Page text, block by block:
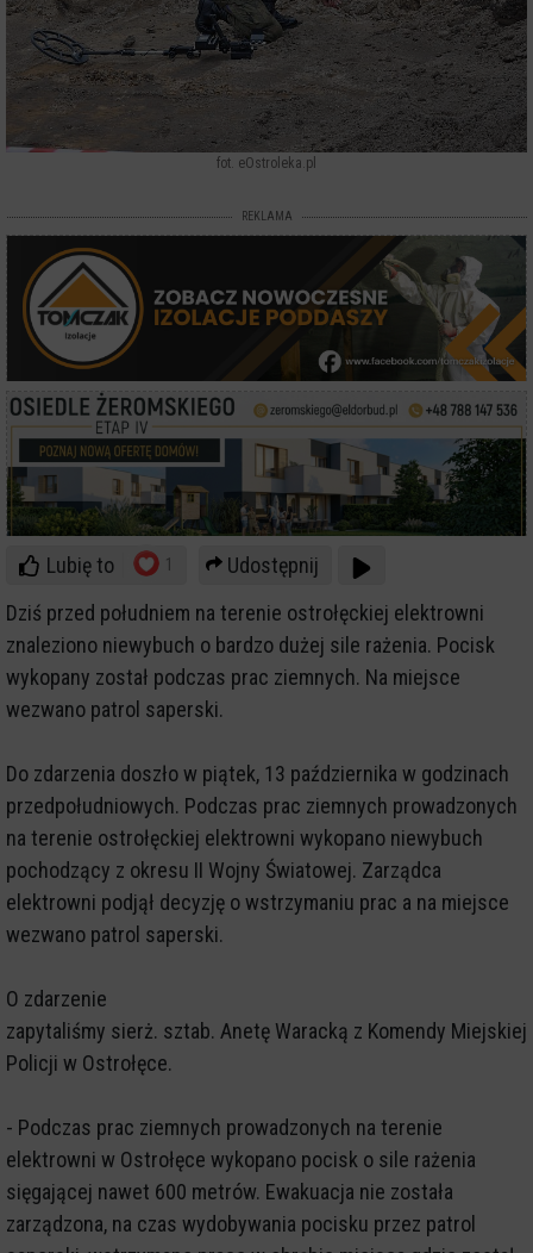
fot. eOstroleka.pl
REKLAMA
Lubię to 1
Udostępnij
Dziś przed południem na terenie ostrołęckiej elektrowni
znaleziono niewybuch o bardzo dużej sile rażenia. Pocisk
wykopany został podczas prac ziemnych. Na miejsce
wezwano patrol saperski.
Do zdarzenia doszło w piątek, 13 października w godzinach
przedpołudniowych. Podczas prac ziemnych prowadzonych
na terenie ostrołęckiej elektrowni wykopano niewybuch
pochodzący z okresu II Wojny Światowej. Zarządca
elektrowni podjął decyzję o wstrzymaniu prac a na miejsce
wezwano patrol saperski.
O zdarzenie
zapytaliśmy sierż. sztab. Anetę Waracką z Komendy Miejskiej
Policji w Ostrołęce.
- Podczas prac ziemnych prowadzonych na terenie
elektrowni w Ostrołęce wykopano pocisk o sile rażenia
sięgającej nawet 600 metrów. Ewakuacja nie została
zarządzona, na czas wydobywania pocisku przez patrol